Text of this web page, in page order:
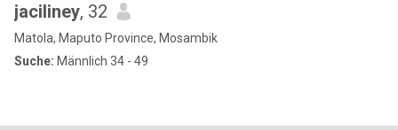
jaciliney, 32
Matola, Maputo Province, Mosambik
Suche: Männlich 34 - 49